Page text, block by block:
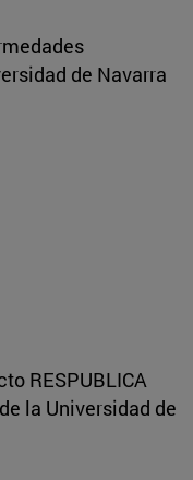
de Navarra
RESPUBLICA
la Universidad de